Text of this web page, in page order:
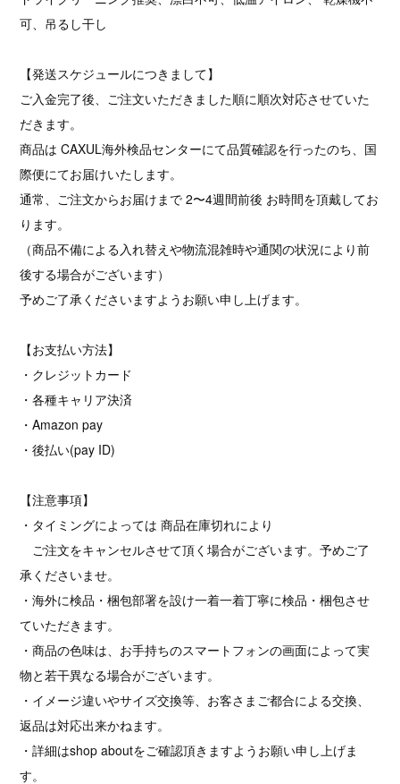
可、吊るし干し
【発送スケジュールにつきまして】
ご入金完了後、ご注文いただきました順に順次対応させていた
だきます。
商品は CAXUL海外検品センターにて品質確認を行ったのち、国
際便にてお届けいたします。
通常、ご注文からお届けまで 2〜4週間前後 お時間を頂戴してお
ります。
（商品不備による入れ替えや物流混雑時や通関の状況により前
後する場合がございます）
予めご了承くださいますようお願い申し上げます。
【お支払い方法】
・クレジットカード
・各種キャリア決済
・Amazon pay
・後払い(pay ID)
【注意事項】
・タイミングによっては 商品在庫切れにより
ご注文をキャンセルさせて頂く場合がございます。予めご了
承くださいませ。
・海外に検品・梱包部署を設け一着一着丁寧に検品・梱包させ
ていただきます。
・商品の色味は、お手持ちのスマートフォンの画面によって実
物と若干異なる場合がございます。
・イメージ違いやサイズ交換等、お客さまご都合による交換、
返品は対応出来かねます。
・詳細はshop aboutをご確認頂きますようお願い申し上げま
す。